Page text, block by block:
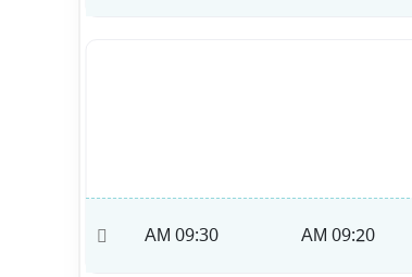
09:20 AM
09:30 AM